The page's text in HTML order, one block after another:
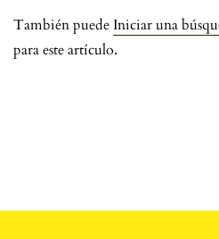
También puede Iniciar una
para este artículo.